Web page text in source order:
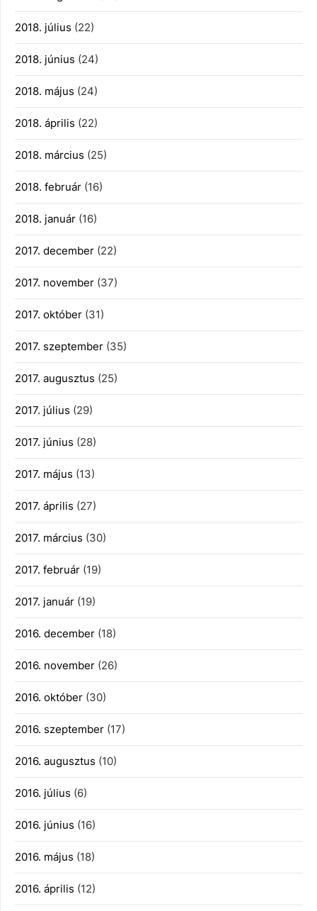
2018. július (22)
2018. június (24)
2018. május (24)
2018. április (22)
2018. március (25)
2018. február (16)
2018. január (16)
2017. december (22)
2017. november (37)
2017. október (31)
2017. szeptember (35)
2017. augusztus (25)
2017. július (29)
2017. június (28)
2017. május (13)
2017. április (27)
2017. március (30)
2017. február (19)
2017. január (19)
2016. december (18)
2016. november (26)
2016. október (30)
2016. szeptember (17)
2016. augusztus (10)
2016. július (6)
2016. június (16)
2016. május (18)
2016. április (12)